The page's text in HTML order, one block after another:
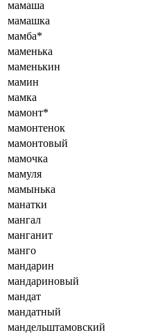
мамаша
мамашка
мамба*
маменька
маменькин
мамин
мамка
мамонт*
мамонтенок
мамонтовый
мамочка
мамуля
мамынька
манатки
мангал
манганит
манго
мандарин
мандариновый
мандат
мандатный
мандельштамовский